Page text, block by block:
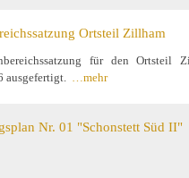
Ortsteil Zillham
für den Ortsteil
ausgefertigt.
…mehr
Nr. 01 "Schonstett Süd II"